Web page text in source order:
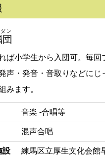
ン
ば小学生から入団可。毎回
声・発音・音取りなどにじ
みます。
音楽 -合唱等
混声合唱
設
練馬区立厚生文化会館